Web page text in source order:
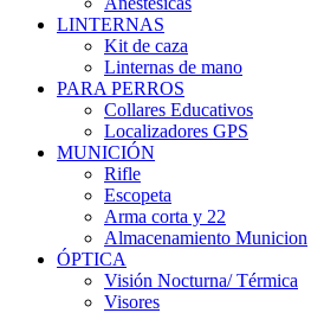
LINTERNAS
Kit de caza
Linternas de mano
PARA PERROS
Collares Educativos
Localizadores GPS
MUNICIÓN
Rifle
Escopeta
Arma corta y 22
Almacenamiento Municion
ÓPTICA
Visión Nocturna/ Térmica
Visores